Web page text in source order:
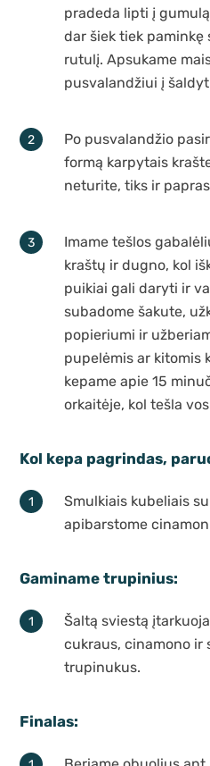
pradeda lipti į
dar šiek tiek
rutulį. Apsukame
pusvalandžiui į
Po pusvalandžio
formą karpytais
neturite, tiks ir
Imame tešlos
kraštų ir dugno, kol
puikiai gali daryti ir
subadome šakute,
popieriumi ir
pupelėmis ar kitomis
kepame apie 15
orkaitėje, kol tešla
Kol kepa pagrindas,
Smulkiais kubeliais
apibarstome
Gaminame trupinius:
Šaltą sviestą
cukraus, cinamono ir
trupinukus.
Finalas: